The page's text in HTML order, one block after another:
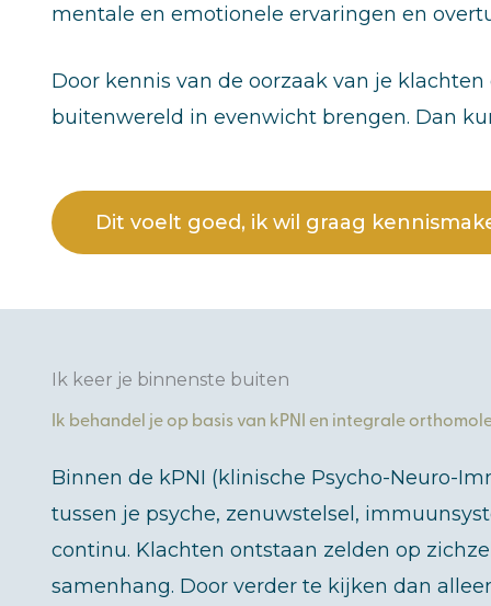
mentale en emotionele ervaringen en
Door kennis van de oorzaak van je
buitenwereld in evenwicht brengen. Dan
Dit voelt goed, ik wil graag
Ik keer je binnenste buiten
Ik behandel je op basis van kPNI en integrale
Binnen de kPNI (klinische Psycho-Neuro-
tussen je psyche, zenuwstelsel,
continu. Klachten ontstaan zelden op
samenhang. Door verder te kijken dan